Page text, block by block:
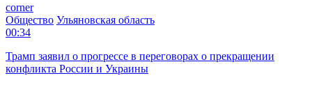
corner
Общество Ульяновская область
00:34
Трамп заявил о прогрессе в переговорах о прекращении
конфликта России и Украины